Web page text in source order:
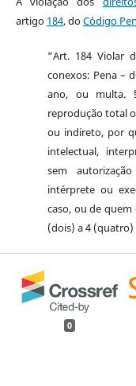
artigo 184, doCódigo
“Art. 184 Violar
conexos: Pena –
ano, ou multa.
reprodução total
ou indireto, por
intelectual,
sem
intérprete ou
caso, ou de quem
(dois) a 4 (quatro)
0